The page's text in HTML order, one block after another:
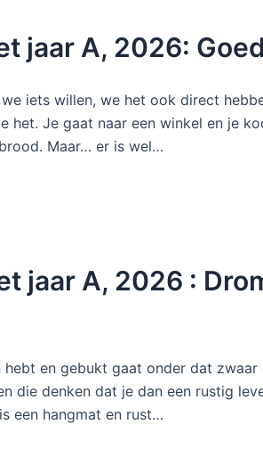
jaar A, 2026:
iets willen, we het ook direct
het. Je gaat naar een winkel en je
Maar… er is wel…
jaar A, 2026 :
en gebukt gaat onder dat
die denken dat je dan een rustig
een hangmat en rust…